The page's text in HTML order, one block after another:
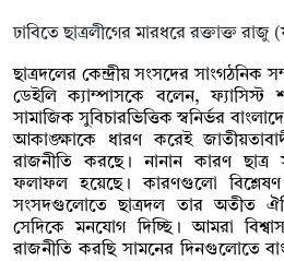
ঢাবিতে ছাত্রলীগের মারধরে রক্তাক্ত রাজু
ছাত্রদলের কেন্দ্রীয় সংসদের সাংগঠনিক
ডেইলি ক্যাম্পাসকে বলেন, ফ্যাসিস্ট
সামাজিক সুবিচারভিত্তিক স্বনির্ভর
আকাঙ্ক্ষাকে ধারণ করেই
রাজনীতি করছে। নানান কারণ ছাত্র
ফলাফল হয়েছে। কারণগুলো
সংসদগুলোতে ছাত্রদল তার অতীত
সেদিকে মনযোগ দিচ্ছি। আমরা
রাজনীতি করছি সামনের দিনগুলোতে